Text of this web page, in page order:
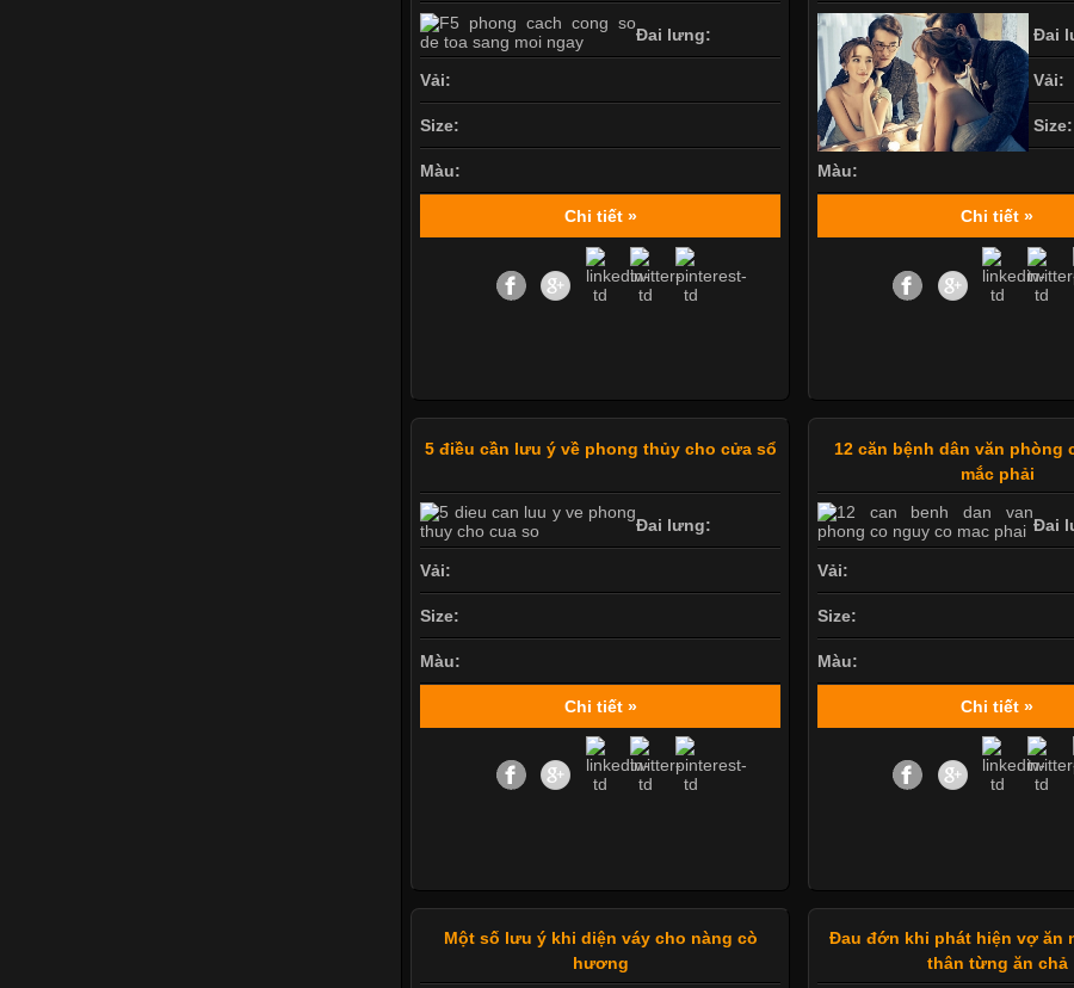
Đai lưng:
Vải:
Size:
Màu:
Chi tiết »
Đai
Vải:
Size:
Màu:
Chi tiết »
5 điều cần lưu ý về phong thủy cho cửa sổ
Đai lưng:
Vải:
Size:
Màu:
Chi tiết »
12 căn bệnh dân văn phòng
mắc phải
Đai
Vải:
Size:
Màu:
Chi tiết »
Một số lưu ý khi diện váy cho nàng cò
hương
Đau đớn khi phát hiện vợ ăn
thân từng ăn chả